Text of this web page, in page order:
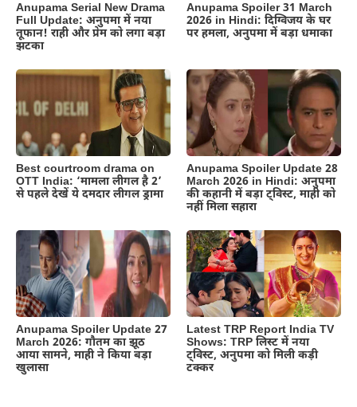
Anupama Serial New Drama
Full Update: अनुपमा में नया
तूफान! राही और प्रेम को लगा बड़ा
झटका
Anupama Spoiler 31 March
2026 in Hindi: दिग्विजय के घर
पर हमला, अनुपमा में बड़ा धमाका
Best courtroom drama on
OTT India: ‘मामला लीगल है 2’
से पहले देखें ये दमदार लीगल ड्रामा
Anupama Spoiler Update 28
March 2026 in Hindi: अनुपमा
की कहानी में बड़ा ट्विस्ट, माही को
नहीं मिला सहारा
Anupama Spoiler Update 27
March 2026: गौतम का झूठ
आया सामने, माही ने किया बड़ा
खुलासा
Latest TRP Report India TV
Shows: TRP लिस्ट में नया
ट्विस्ट, अनुपमा को मिली कड़ी
टक्कर